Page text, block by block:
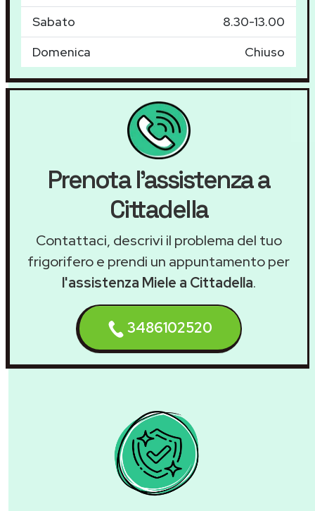
Sabato
8.30-13.00
Domenica
Chiuso
Prenota l'assistenza a
Cittadella
Contattaci, descrivi il problema del tuo
frigorifero e prendi un appuntamento per
l'assistenza Miele a Cittadella.
3486102520